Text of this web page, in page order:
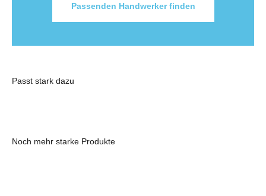
Passenden Handwerker finden